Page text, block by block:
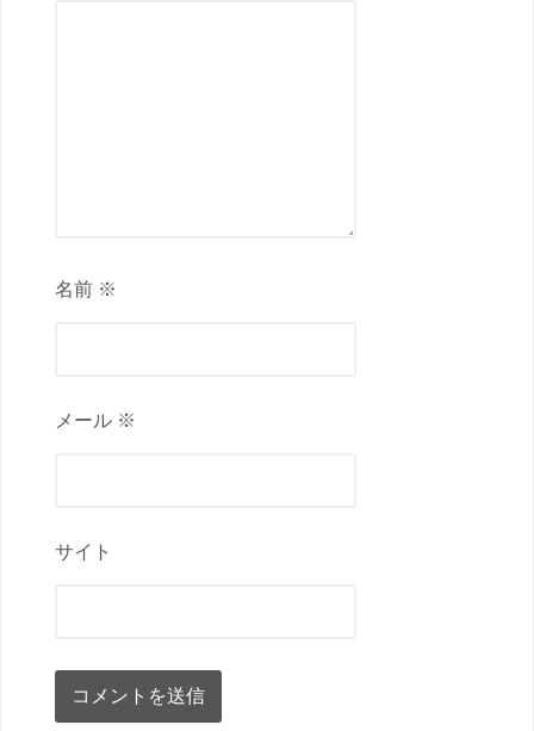
名前 ※
メール ※
サイト